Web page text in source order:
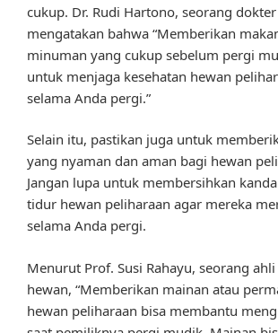
cukup. Dr. Rudi Hartono, seorang
mengatakan bahwa “Memberikan
minuman yang cukup sebelum pergi
untuk menjaga kesehatan hewan
selama Anda pergi.”
Selain itu, pastikan juga untuk
yang nyaman dan aman bagi hewan
Jangan lupa untuk membersihkan
tidur hewan peliharaan agar mereka
selama Anda pergi.
Menurut Prof. Susi Rahayu, seorang
hewan, “Memberikan mainan atau
hewan peliharaan bisa membantu